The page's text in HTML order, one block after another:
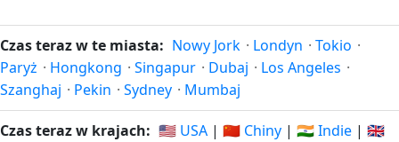
Czas teraz w te miasta: Nowy Jork · Londyn · Tokio ·
Paryż · Hongkong · Singapur · Dubaj · Los Angeles ·
Szanghaj · Pekin · Sydney · Mumbaj
Czas teraz w krajach: 🇺🇸 USA | 🇨🇳 Chiny | 🇮🇳 Indie | 🇬🇧